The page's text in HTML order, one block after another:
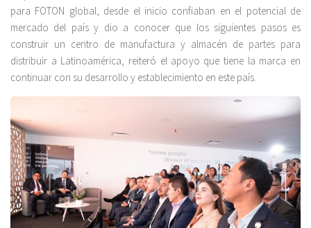
para FOTON global, desde el inicio confiaban en el potencial de
mercado del país y dio a conocer que los siguientes pasos es
construir un centro de manufactura y almacén de partes para
distribuir a Latinoamérica, reiteró el apoyo que tiene la marca en
continuar con su desarrollo y establecimiento en este país.